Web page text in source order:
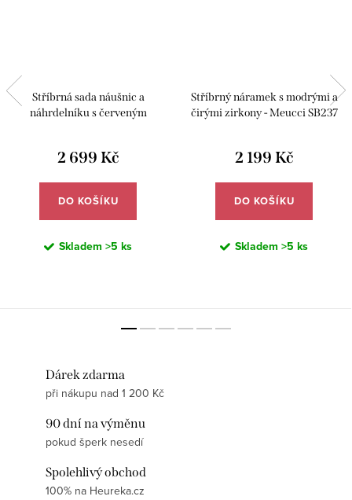
Stříbrná sada náušnic a
náhrdelníku s červeným
2 699 Kč
DO KOŠÍKU
Skladem >5 ks
Stříbrný náramek s modrými a
čirými zirkony - Meucci SB237
2 199 Kč
DO KOŠÍKU
Skladem >5 ks
Dárek zdarma
při nákupu nad 1 200 Kč
90 dní na výměnu
pokud šperk nesedí
Spolehlivý obchod
100% na Heureka.cz